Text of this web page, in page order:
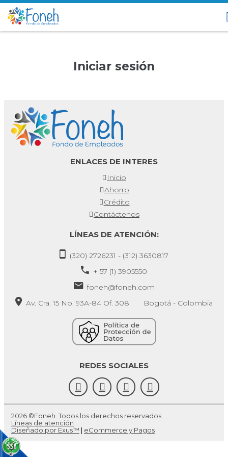
Iniciar sesión
ENLACES DE INTERES
Inicio
Ahorro
Crédito
Contáctenos
LÍNEAS DE ATENCIÓN:
(320) 2726231 - (312) 3630817
+ 57 (1) 3905550
foneh@foneh.com
Av. Cra. 15 No. 93A-84 Of. 308 Bogotá - Colombia
REDES SOCIALES
2026 ©Foneh. Todos los derechos reservados
Líneas de atención
Diseñado por Exus™ | eCommerce y Pagos